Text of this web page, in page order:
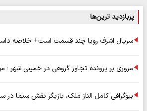
پربازدید ترین‌ها
سریال اشرف رویا چند قسمت است+ خلاصه
مروری بر پرونده تجاوز گروهی در خمینی شهر ؛
بیوگرافی کامل الناز ملک، بازیگر نقش سیما در